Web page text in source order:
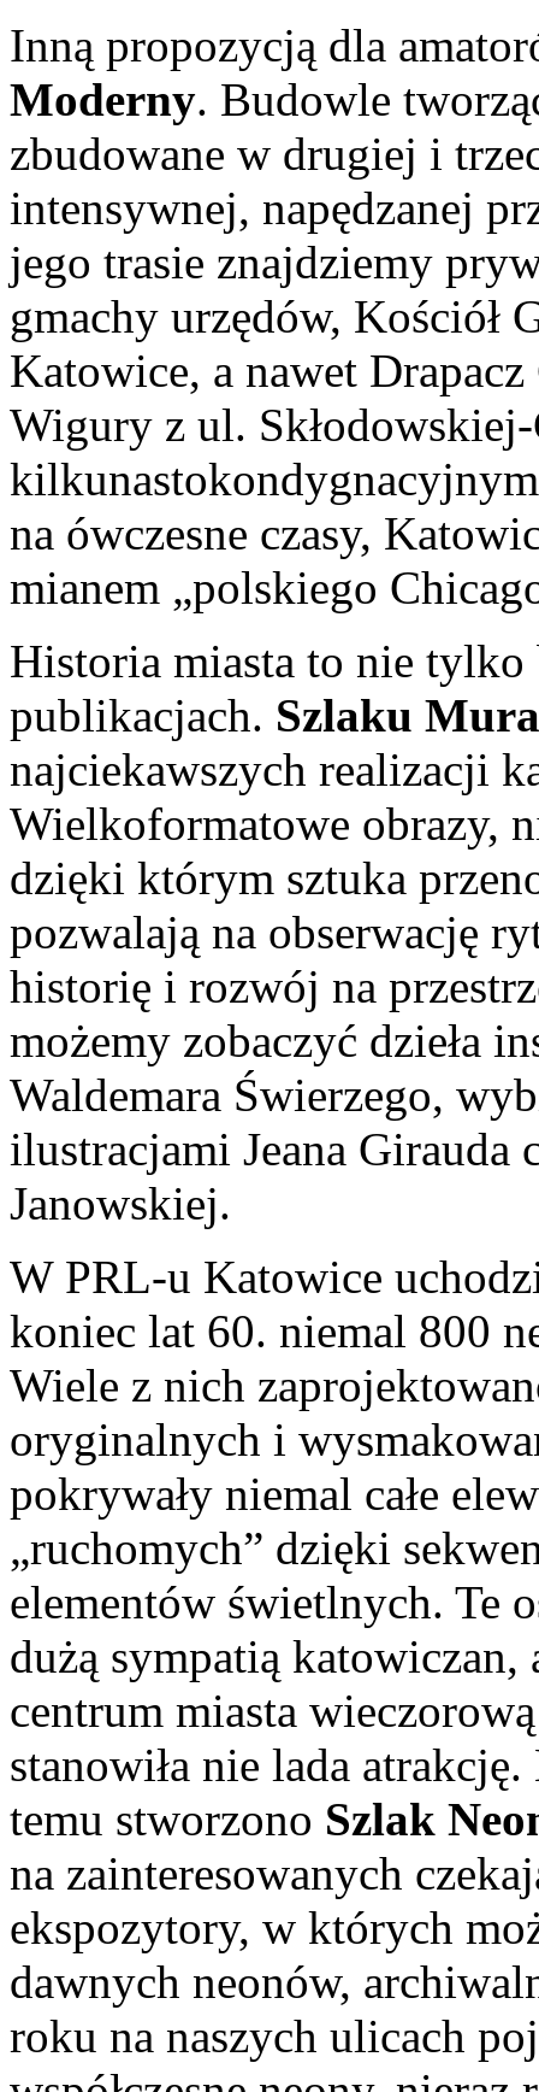
Inną propozycją dla
Moderny. Budowle
zbudowane w drugiej i
intensywnej, napędzanej
jego trasie znajdziemy
gmachy urzędów, Kościół
Katowice, a nawet
Wigury z ul.
na ówczesne czasy,
mianem „polskiego
Historia miasta to nie
publikacjach. Szlaku
najciekawszych realizacji
Wielkoformatowe obrazy,
dzięki którym sztuka
pozwalają na obserwację
historię i rozwój na
możemy zobaczyć dzieła
Waldemara Świerzego,
ilustracjami Jeana
Janowskiej.
W PRL-u Katowice
koniec lat 60. niemal 800
Wiele z nich
oryginalnych i
pokrywały niemal całe
„ruchomych” dzięki
elementów świetlnych. Te
dużą sympatią
centrum miasta
stanowiła nie lada
temu stworzono Szlak
na zainteresowanych
ekspozytory, w których
dawnych neonów,
roku na naszych ulicach